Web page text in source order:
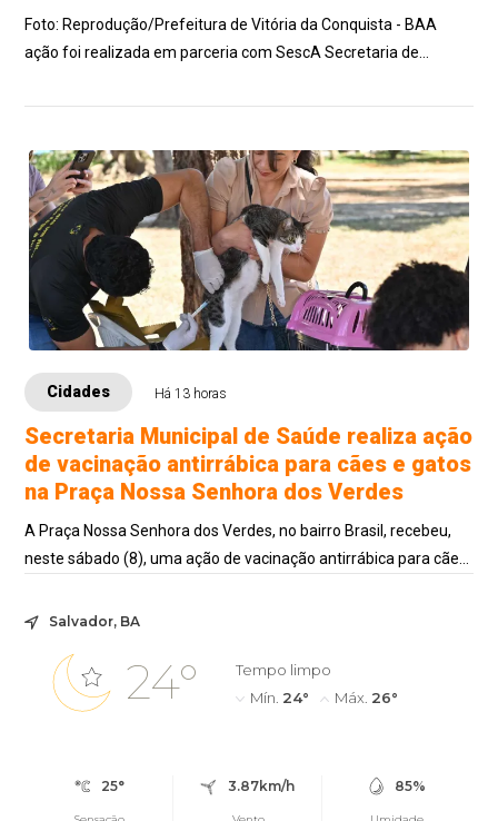
Foto: Reprodução/Prefeitura de Vitória da Conquista - BAA
ação foi realizada em parceria com SescA Secretaria de
Cidades Há 13 horas
Secretaria Municipal de Saúde realiza ação
de vacinação antirrábica para cães e gatos
na Praça Nossa Senhora dos Verdes
A Praça Nossa Senhora dos Verdes, no bairro Brasil, recebeu,
neste sábado (8), uma ação de vacinação antirrábica para cães
Salvador, BA
24°
Tempo limpo
Mín. 24° Máx. 26°
25° 3.87km/h 85%